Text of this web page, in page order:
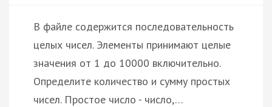
В файле содержится последовательность
целых чисел. Элементы принимают целые
значения от 1 до 10000 включительно.
Определите количество и сумму простых
чисел. Простое число - число,…